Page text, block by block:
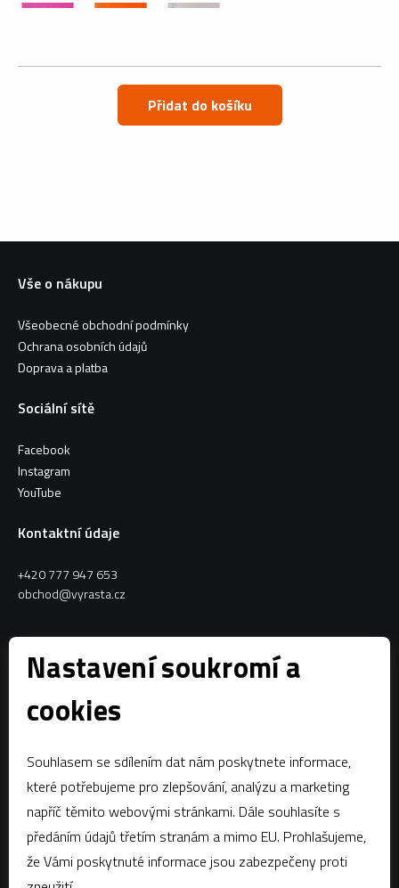
Přidat do košíku
Vše o nákupu
Všeobecné obchodní podmínky
Ochrana osobních údajů
Doprava a platba
Sociální sítě
Facebook
Instagram
YouTube
Kontaktní údaje
+420 777 947 653
obchod@vyrasta.cz
Kontakty
Spytihněv 145
DIČ:CZ28287843
Zápis dle § 13a obchodního zákoníku:Krajský soud v Brně, oddíl C,
vložka 58796
Nastavení soukromí a
cookies
Souhlasem se sdílením dat nám poskytnete informace,
které potřebujeme pro zlepšování, analýzu a marketing
napříč těmito webovými stránkami. Dále souhlasíte s
předáním údajů třetím stranám a mimo EU. Prohlašujeme,
že Vámi poskytnuté informace jsou zabezpečeny proti